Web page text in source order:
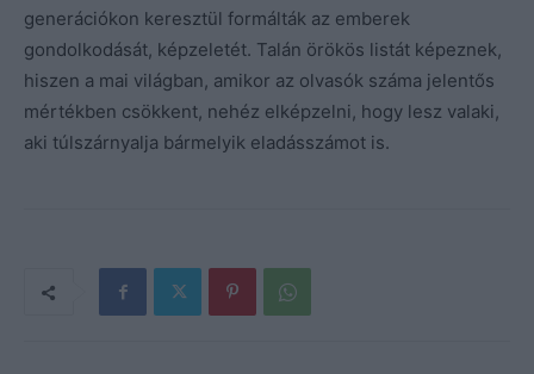
generációkon keresztül formálták az emberek
gondolkodását, képzeletét. Talán örökös listát képeznek,
hiszen a mai világban, amikor az olvasók száma jelentős
mértékben csökkent, nehéz elképzelni, hogy lesz valaki,
aki túlszárnyalja bármelyik eladásszámot is.